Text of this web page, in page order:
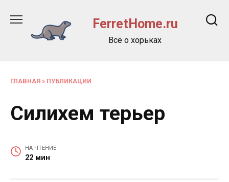
содержанию
FerretHome.ru
Всё о хорьках
ГЛАВНАЯ » ПУБЛИКАЦИИ
Силихем терьер
НА ЧТЕНИЕ
22 мин